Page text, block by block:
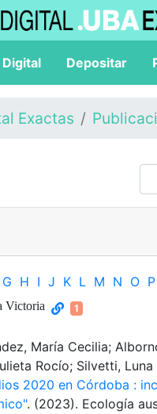
Depositar
Exactas
G H I J K L M N O P
Victoria 1
María Cecilia;
Rocío; Silvetti,
2020 en Córdoba :
. (2023). Ecología